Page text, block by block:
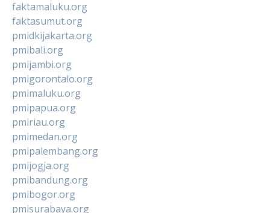
faktamaluku.org
faktasumut.org
pmidkijakarta.org
pmibali.org
pmijambi.org
pmigorontalo.org
pmimaluku.org
pmipapua.org
pmiriau.org
pmimedan.org
pmipalembang.org
pmijogja.org
pmibandung.org
pmibogor.org
pmisurabaya.org